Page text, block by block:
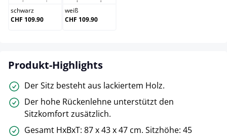
schwarz
CHF 109.90
weiß
CHF 109.90
Produkt-Highlights
Der Sitz besteht aus lackiertem Holz.
Der hohe Rückenlehne unterstützt den
Sitzkomfort zusätzlich.
Gesamt HxBxT: 87 x 43 x 47 cm. Sitzhöhe: 45